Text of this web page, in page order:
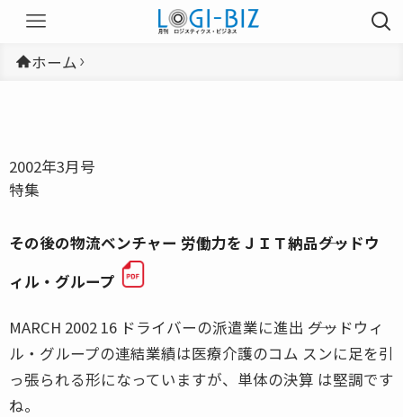
ホーム
2002年3月号
特集
その後の物流ベンチャー 労働力をＪＩＴ納品――グッドウ
ィル・グループ
MARCH 2002 16 ドライバーの派遣業に進出 ――グッドウィ
ル・グループの連結業績は医療介護のコム スンに足を引
っ張られる形になっていますが、単体の決算 は堅調です
ね。